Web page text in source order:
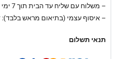
– משלוח עם שליח עד הבית תוך 7 ימי עסקים - 19 ש"ח
– איסוף עצמי (בתיאום מראש בלבד): דוחל 3, בת-חפר –
תנאי תשלום